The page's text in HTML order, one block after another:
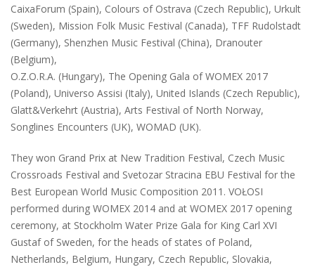
CaixaForum (Spain), Colours of Ostrava (Czech Republic), Urkult
(Sweden), Mission Folk Music Festival (Canada), TFF Rudolstadt
(Germany), Shenzhen Music Festival (China), Dranouter
(Belgium),
O.Z.O.R.A. (Hungary), The Opening Gala of WOMEX 2017
(Poland), Universo Assisi (Italy), United Islands (Czech Republic),
Glatt&Verkehrt (Austria), Arts Festival of North Norway,
Songlines Encounters (UK), WOMAD (UK).
They won Grand Prix at New Tradition Festival, Czech Music
Crossroads Festival and Svetozar Stracina EBU Festival for the
Best European World Music Composition 2011. VOŁOSI
performed during WOMEX 2014 and at WOMEX 2017 opening
ceremony, at Stockholm Water Prize Gala for King Carl XVI
Gustaf of Sweden, for the heads of states of Poland,
Netherlands, Belgium, Hungary, Czech Republic, Slovakia,